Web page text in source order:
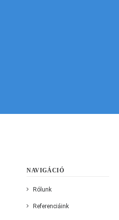
NAVIGÁCIÓ
Rólunk
Referenciáink